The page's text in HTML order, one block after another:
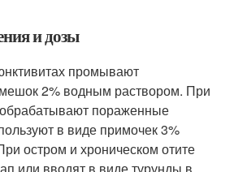
и дозы
промывают
2% водным раствором. При
пораженные
в виде примочек 3%
остром и хроническом отите